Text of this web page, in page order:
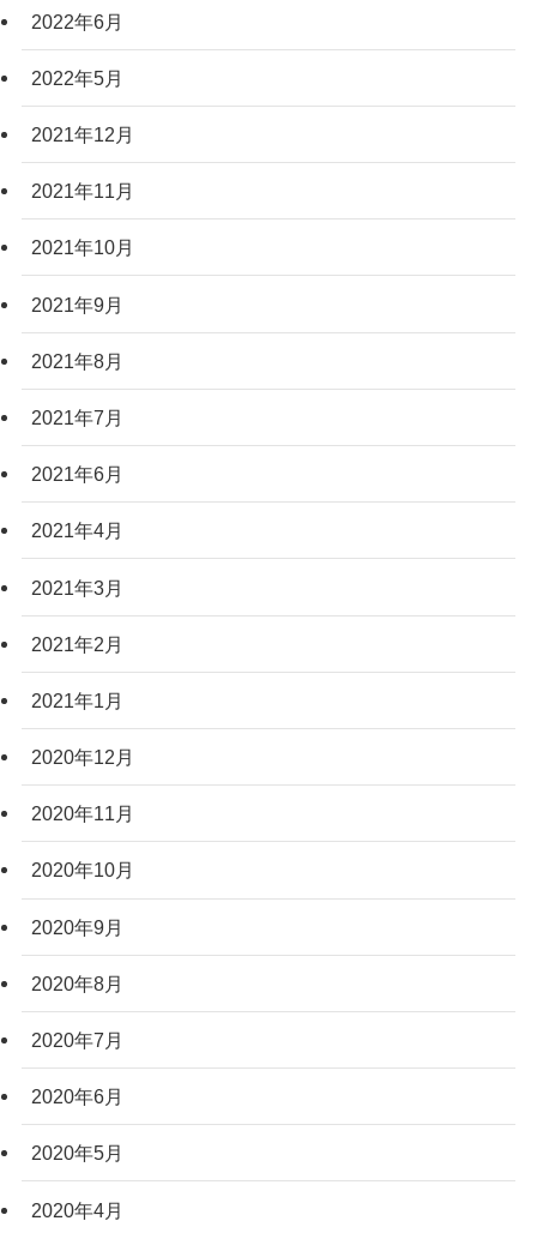
2022年6月
2022年5月
2021年12月
2021年11月
2021年10月
2021年9月
2021年8月
2021年7月
2021年6月
2021年4月
2021年3月
2021年2月
2021年1月
2020年12月
2020年11月
2020年10月
2020年9月
2020年8月
2020年7月
2020年6月
2020年5月
2020年4月